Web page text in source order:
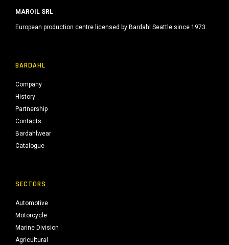
MAROIL SRL
European production centre licensed by Bardahl Seattle since 1973.
BARDAHL
Company
History
Partnership
Contacts
Bardahlwear
Catalogue
SECTORS
Automotive
Motorcycle
Marine Division
Agricultural